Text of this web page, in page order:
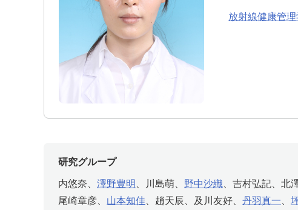
放射線健康管
研究グループ
内悠奈、 澤野豊明、川島萌、 野中沙織、吉村弘記、北
尾崎章彦、 山本知佳、趙天辰、及川友好、 丹羽真一、